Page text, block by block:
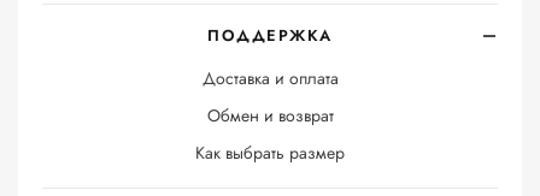
ПОДДЕРЖКА
Доставка и оплата
Обмен и возврат
Как выбрать размер